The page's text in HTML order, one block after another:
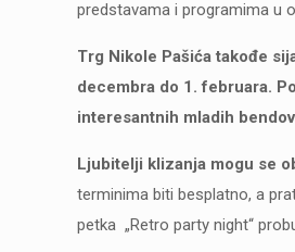
predstavama i programima u
Trg Nikole Pašića takođe
decembra do 1. februara.
interesantnih mladih
Ljubitelji klizanja mogu se
terminima biti besplatno, a
petka „Retro party night“